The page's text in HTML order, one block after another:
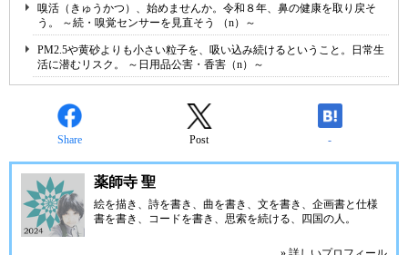
嗅活（きゅうかつ）、始めませんか。令和８年、鼻の健康を取り戻そ
う。 ～続・嗅覚センサーを見直そう （n）～
PM2.5や黄砂よりも小さい粒子を、吸い込み続けるということ。日常生
活に潜むリスク。 ～日用品公害・香害（n）～
Share Post -
薬師寺 聖
絵を描き、詩を書き、曲を書き、文を書き、企画書と仕様
書を書き、コードを書き、思索を続ける、四国の人。